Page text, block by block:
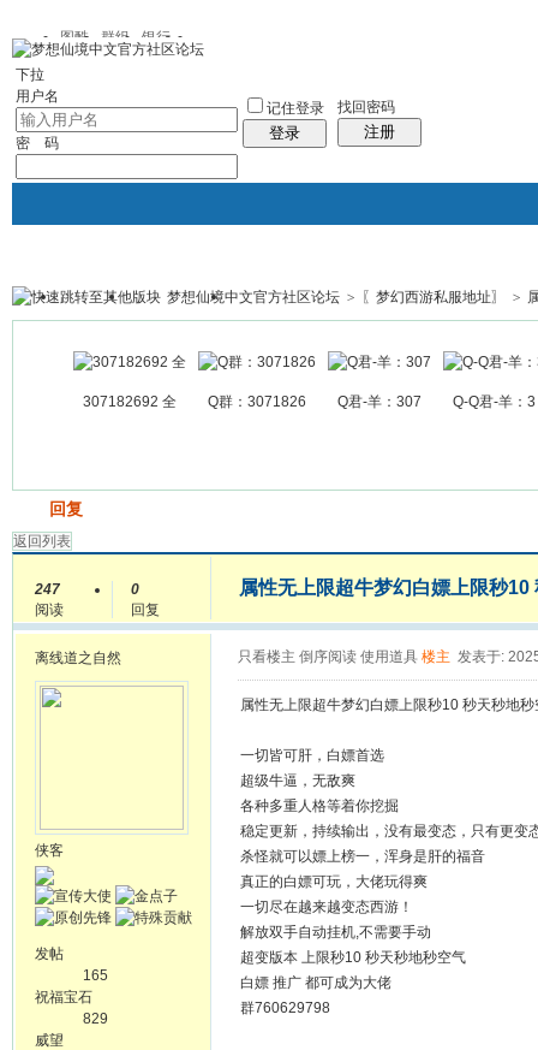
图酷 群组 银行
下拉
用户名
密 码
记住登录
登录
找回密码
注册
银行 群组聚合 我的空间
帖子
梦想仙境中文官方社区论坛 > 〖梦幻西游私服地址〗 >
307182692 全 Q群：3071826 Q君-羊：307 Q-Q君-羊：3
回复
返回列表
247
阅读
0
回复
属性无上限超牛梦幻白嫖上限秒
离线道之自然
侠客
发帖
165
祝福宝石
829
威望
只看楼主 倒序阅读 使用道具 楼主 发表于:
属性无上限超牛梦幻白嫖上限秒10 秒天秒地秒
一切皆可肝，白嫖首选
超级牛逼，无敌爽
各种多重人格等着你挖掘
稳定更新，持续输出，没有最变态，只有更变
杀怪就可以嫖上榜一，浑身是肝的福音
真正的白嫖可玩，大佬玩得爽
一切尽在越来越变态西游！
解放双手自动挂机,不需要手动
超变版本 上限秒10 秒天秒地秒空气
白嫖 推广 都可成为大佬
群760629798